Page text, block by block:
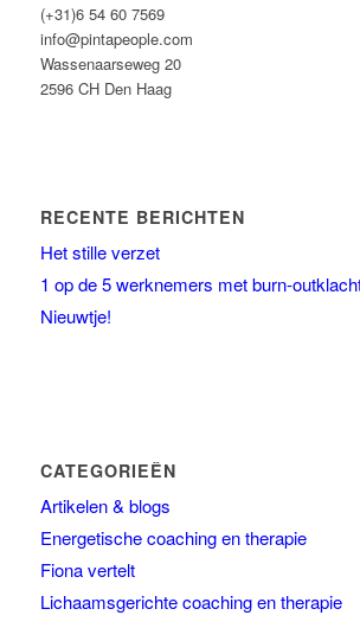
(+31)6 54 60 7569
info@pintapeople.com
Wassenaarseweg 20
2596 CH Den Haag
RECENTE BERICHTEN
Het stille verzet
1 op de 5 werknemers met burn-
Nieuwtje!
CATEGORIEËN
Artikelen & blogs
Energetische coaching en therapie
Fiona vertelt
Lichaamsgerichte coaching en therapie